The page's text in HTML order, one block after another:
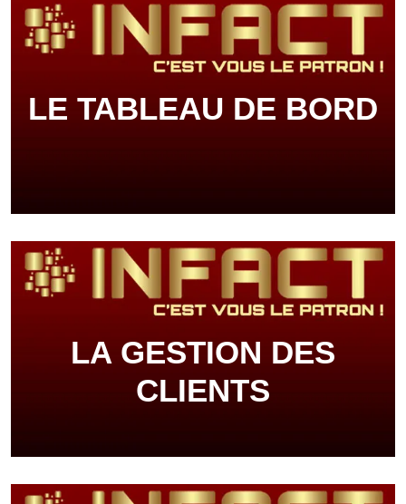
LE TABLEAU DE BORD
LA GESTION DES
CLIENTS